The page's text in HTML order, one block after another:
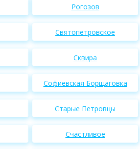
Рогозов
Святопетровское
Сквира
Софиевская Борщаговка
Старые Петровцы
Счастливое